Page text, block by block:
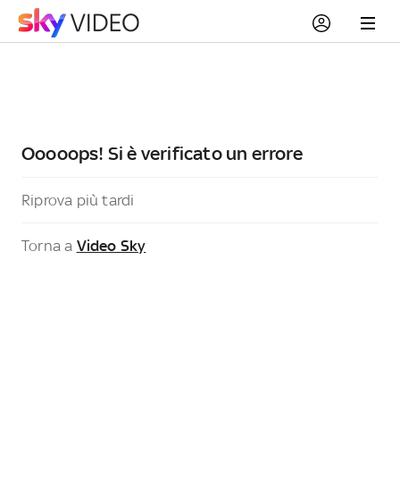
Ooooops! Si è verificato un errore
Riprova più tardi
Torna a Video Sky